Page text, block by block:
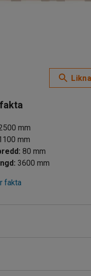
mm
mm
: 80 mm
: 3600 mm
fakta
och en mängd